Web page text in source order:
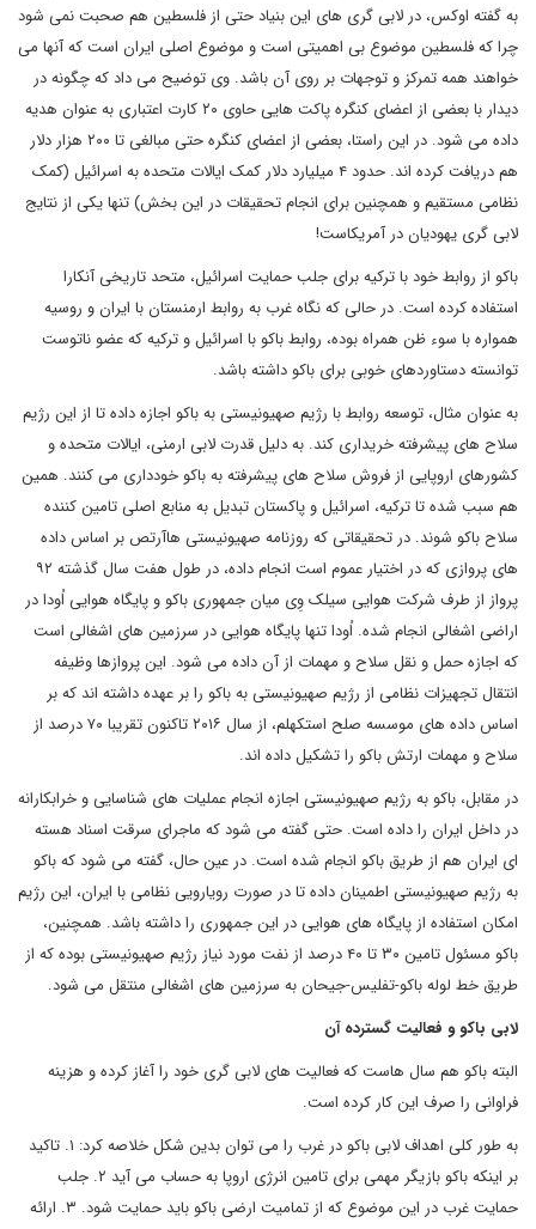
به گفته اوکس، در لابی گری های این بنیاد حتی از فلسطین هم صحبت نمی شود
چرا که فلسطین موضوع بی اهمیتی است و موضوع اصلی ایران است که آنها می
خواهند همه تمرکز و توجهات بر روی آن باشد. وی توضیح می داد که چگونه در
دیدار با بعضی از اعضای کنگره پاکت هایی حاوی ۲۰ کارت اعتباری به عنوان هدیه
داده می شود. در این راستا، بعضی از اعضای کنگره حتی مبالغی تا ۲۰۰ هزار دلار
هم دریافت کرده اند. حدود ۴ میلیارد دلار کمک ایالات متحده به اسرائیل (کمک
نظامی مستقیم و همچنین برای انجام تحقیقات در این بخش) تنها یکی از نتایج
لابی گری یهودیان در آمریکاست!
باکو از روابط خود با ترکیه برای جلب حمایت اسرائیل، متحد تاریخی آنکارا
استفاده کرده است. در حالی که نگاه غرب به روابط ارمنستان با ایران و روسیه
همواره با سوء ظن همراه بوده، روابط باکو با اسرائیل و ترکیه که عضو ناتوست
توانسته دستاوردهای خوبی برای باکو داشته باشد.
به عنوان مثال، توسعه روابط با رژیم صهیونیستی به باکو اجازه داده تا از این رژیم
سلاح های پیشرفته خریداری کند. به دلیل قدرت لابی ارمنی، ایالات متحده و
کشورهای اروپایی از فروش سلاح های پیشرفته به باکو خودداری می کنند. همین
هم سبب شده تا ترکیه، اسرائیل و پاکستان تبدیل به منابع اصلی تامین کننده
سلاح باکو شوند. در تحقیقاتی که روزنامه صهیونیستی هاآرتص بر اساس داده
های پروازی که در اختیار عموم است انجام داده، در طول هفت سال گذشته ۹۲
پرواز از طرف شرکت هوایی سیلک وِی میان جمهوری باکو و پایگاه هوایی اُودا در
اراضی اشغالی انجام شده. اُودا تنها پایگاه هوایی در سرزمین های اشغالی است
که اجازه حمل و نقل سلاح و مهمات از آن داده می شود. این پروازها وظیفه
انتقال تجهیزات نظامی از رژیم صهیونیستی به باکو را بر عهده داشته اند که بر
اساس داده های موسسه صلح استکهلم، از سال ۲۰۱۶ تاکنون تقریبا ۷۰ درصد از
سلاح و مهمات ارتش باکو را تشکیل داده اند.
در مقابل، باکو به رژیم صهیونیستی اجازه انجام عملیات های شناسایی و خرابکارانه
در داخل ایران را داده است. حتی گفته می شود که ماجرای سرقت اسناد هسته
ای ایران هم از طریق باکو انجام شده است. در عین حال، گفته می شود که باکو
به رژیم صهیونیستی اطمینان داده تا در صورت رویارویی نظامی با ایران، این رژیم
امکان استفاده از پایگاه های هوایی در این جمهوری را داشته باشد. همچنین،
باکو مسئول تامین ۳۰ تا ۴۰ درصد از نفت مورد نیاز رژیم صهیونیستی بوده که از
طریق خط لوله باکو-تفلیس-جیحان به سرزمین های اشغالی منتقل می شود.
لابی باکو و فعالیت گسترده آن
البته باکو هم سال هاست که فعالیت های لابی گری خود را آغاز کرده و هزینه
فراوانی را صرف این کار کرده است.
به طور کلی اهداف لابی باکو در غرب را می توان بدین شکل خلاصه کرد: ۱. تاکید
بر اینکه باکو بازیگر مهمی برای تامین انرژی اروپا به حساب می آید ۲. جلب
حمایت غرب در این موضوع که از تمامیت ارضی باکو باید حمایت شود. ۳. ارائه